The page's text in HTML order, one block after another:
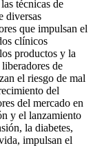
técnicas de
diversas
que impulsan el
clínicos
productos y la
de
el riesgo de mal
del
del mercado en
y el lanzamiento
la diabetes,
impulsan el